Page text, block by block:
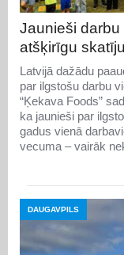
Jaunieši
atšķirīgu
Latvijā dažādu
par ilgstošu darbu
“Ķekava Foods”
ka jaunieši par
gadus vienā
vecuma – vairāk
DAUGAVPILS